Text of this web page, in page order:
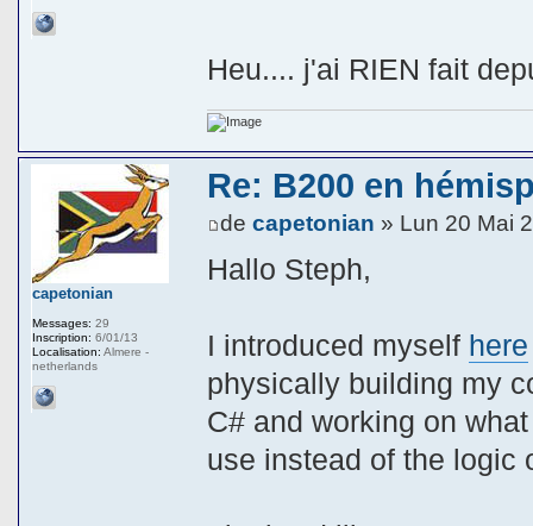
Heu.... j'ai RIEN fait
Re: B200 en
decapetonian » Lun 20 Mai
Hallo Steph,
I introduced myself here
physically building my
C# and working on
use instead of the logic
capetonian
Messages: 29
Inscription: 6/01/13
Localisation: Almere -
netherlands